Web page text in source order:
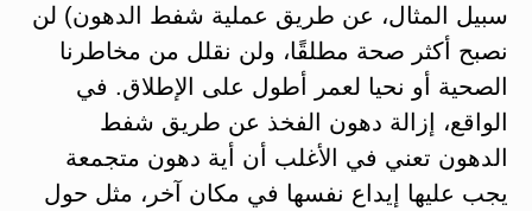
سبيل المثال، عن طريق عملية شفط الدهون) لن
نصبح أكثر صحة مطلقًا، ولن نقلل من مخاطرنا
الصحية أو نحيا لعمر أطول على الإطلاق. في
الواقع، إزالة دهون الفخذ عن طريق شفط
الدهون تعني في الأغلب أن أية دهون متجمعة
يجب عليها إيداع نفسها في مكان آخر، مثل حول